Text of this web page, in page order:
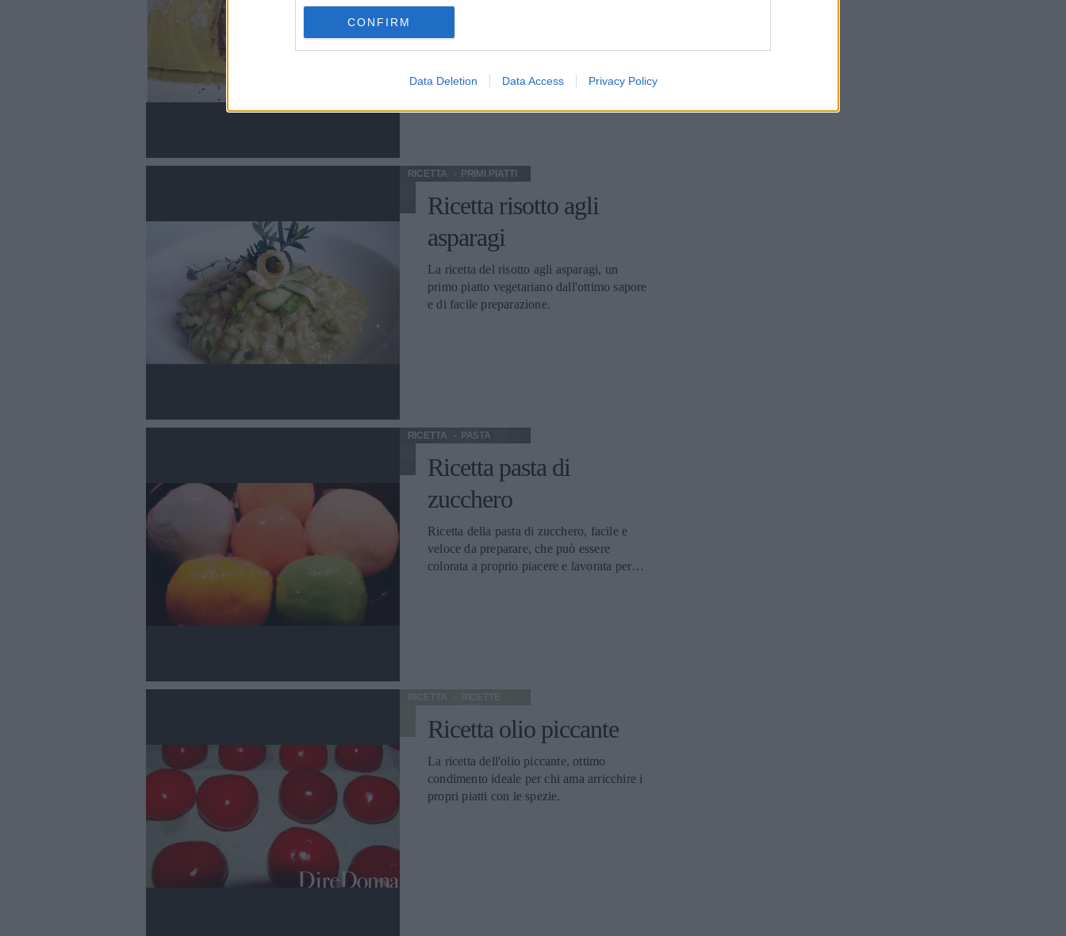
CONFIRM
Data Deletion Data Access Privacy Policy
Ricetta del rototo alla Nutella, un dolce
veloce, adatto a bambini e adulti.
RICETTA PRIMI PIATTI
Ricetta risotto agli
asparagi
La ricetta del risotto agli asparagi, un
primo piatto vegetariano dall'ottimo sapore
e di facile preparazione.
RICETTA PASTA
Ricetta pasta di
zucchero
Ricetta della pasta di zucchero, facile e
veloce da preparare, che può essere
colorata a proprio piacere e lavorata per
RICETTA
Ricetta olio piccante
La ricetta dell'olio piccante, ottimo
condimento ideale per chi ama arricchire i
propri piatti con le spezie.